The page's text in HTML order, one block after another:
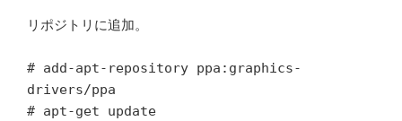
リポジトリに追加。
# add-apt-repository ppa:graphics-
drivers/ppa
# apt-get update